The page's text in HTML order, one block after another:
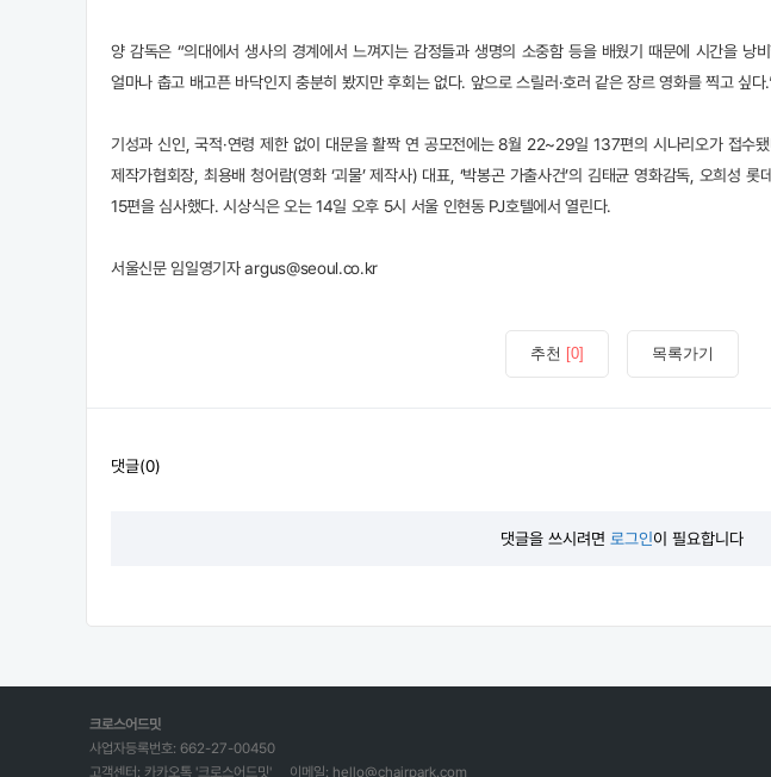
양 감독은 “의대에서 생사의 경계에서 느껴지는 감정들과 생명의 소중함 등을 배웠기 때문에 시간을 낭
얼마나 춥고 배고픈 바닥인지 충분히 봤지만 후회는 없다. 앞으로 스릴러·호러 같은 장르 영화를 찍고 싶다
기성과 신인, 국적·연령 제한 없이 대문을 활짝 연 공모전에는 8월 22~29일 137편의 시나리오가 접수
제작가협회장, 최용배 청어람(영화 ‘괴물’ 제작사) 대표, ‘박봉곤 가출사건’의 김태균 영화감독, 오희성
15편을 심사했다. 시상식은 오는 14일 오후 5시 서울 인현동 PJ호텔에서 열린다.
서울신문 임일영기자 argus@seoul.co.kr
추천 [0] 목록가기
댓글(0)
댓글을 쓰시려면 로그인이 필요합니다
크로스어드밋
사업자등록번호: 662-27-00450
고객센터: 카카오톡 '크로스어드밋'
이메일: hello@chairpark.com